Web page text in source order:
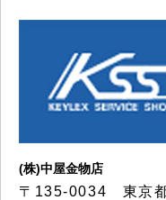
(株)中屋金物店
〒135-0034 東京